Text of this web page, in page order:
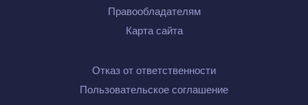
Правообладателям
Карта сайта
Отказ от ответственности
Пользовательское соглашение